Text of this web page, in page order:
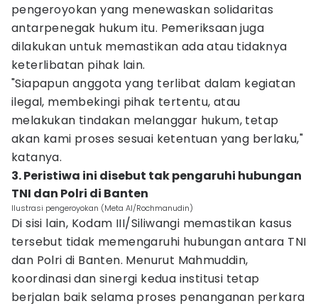
pengeroyokan yang menewaskan solidaritas
antarpenegak hukum itu. Pemeriksaan juga
dilakukan untuk memastikan ada atau tidaknya
keterlibatan pihak lain.
"Siapapun anggota yang terlibat dalam kegiatan
ilegal, membekingi pihak tertentu, atau
melakukan tindakan melanggar hukum, tetap
akan kami proses sesuai ketentuan yang berlaku,"
katanya.
3. Peristiwa ini disebut tak pengaruhi hubungan
TNI dan Polri di Banten
Ilustrasi pengeroyokan (Meta AI/Rochmanudin)
Di sisi lain, Kodam III/Siliwangi memastikan kasus
tersebut tidak memengaruhi hubungan antara TNI
dan Polri di Banten. Menurut Mahmuddin,
koordinasi dan sinergi kedua institusi tetap
berjalan baik selama proses penanganan perkara